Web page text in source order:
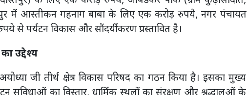
में आस्तीकन गहनाग बाबा के लिए एक करोड़ रुपये, नगर पंचायत
से पर्यटन विकास और सौंदर्यीकरण प्रस्तावित है।
उद्देश्य
जी तीर्थ क्षेत्र विकास परिषद का गठन किया है। इसका मुख्य